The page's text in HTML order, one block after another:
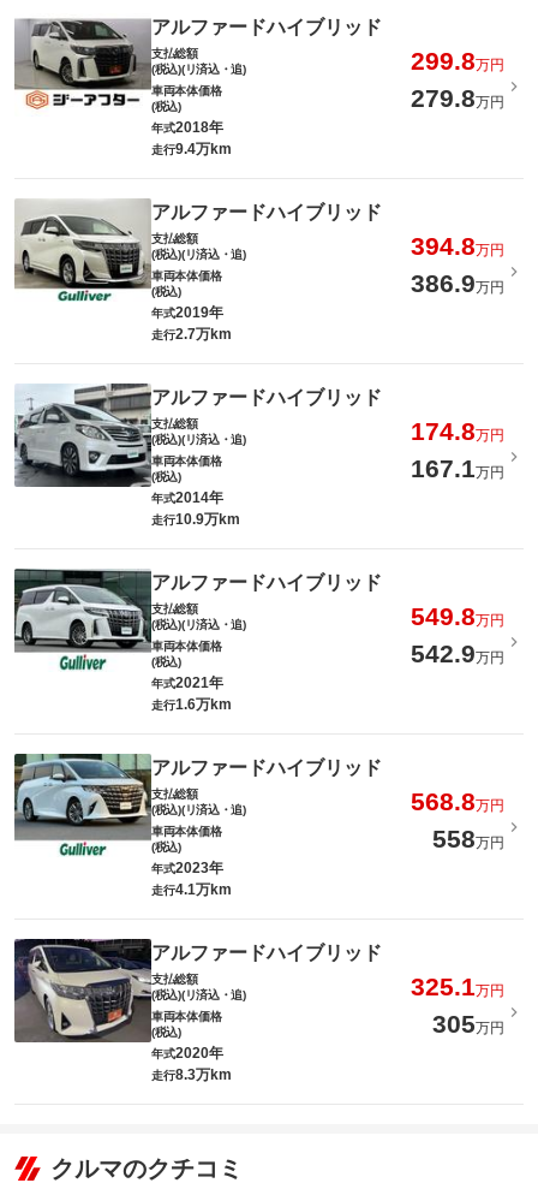
アルファードハイブリッド
支払総額
(税込)(リ済込・追)
299.8万円
車両本体価格
(税込)
279.8万円
年式2018年
走行9.4万km
アルファードハイブリッド
支払総額
(税込)(リ済込・追)
394.8万円
車両本体価格
(税込)
386.9万円
年式2019年
走行2.7万km
アルファードハイブリッド
支払総額
(税込)(リ済込・追)
174.8万円
車両本体価格
(税込)
167.1万円
年式2014年
走行10.9万km
アルファードハイブリッド
支払総額
(税込)(リ済込・追)
549.8万円
車両本体価格
(税込)
542.9万円
年式2021年
走行1.6万km
アルファードハイブリッド
支払総額
(税込)(リ済込・追)
568.8万円
車両本体価格
(税込)
558万円
年式2023年
走行4.1万km
アルファードハイブリッド
支払総額
(税込)(リ済込・追)
325.1万円
車両本体価格
(税込)
305万円
年式2020年
走行8.3万km
クルマのクチコミ